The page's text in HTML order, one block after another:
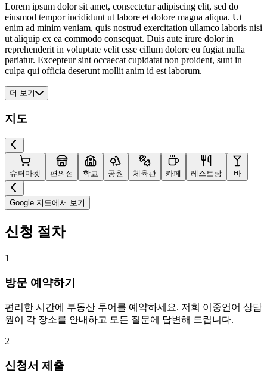
Lorem ipsum dolor sit amet, consectetur adipiscing elit, sed do
eiusmod tempor incididunt ut labore et dolore magna aliqua. Ut
enim ad minim veniam, quis nostrud exercitation ullamco laboris nisi
ut aliquip ex ea commodo consequat. Duis aute irure dolor in
reprehenderit in voluptate velit esse cillum dolore eu fugiat nulla
pariatur. Excepteur sint occaecat cupidatat non proident, sunt in
culpa qui officia deserunt mollit anim id est laborum.
더 보기
지도
슈퍼마켓 편의점 학교 공원 체육관 카페 레스토랑 바
Google 지도에서 보기
신청 절차
1
방문 예약하기
편리한 시간에 부동산 투어를 예약하세요. 저희 이중언어 상담
원이 각 장소를 안내하고 모든 질문에 답변해 드립니다.
2
신청서 제출